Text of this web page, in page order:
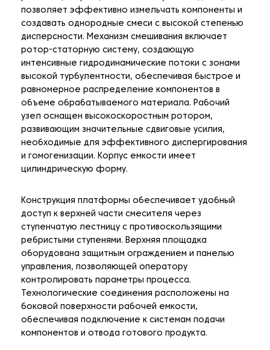
позволяет эффективно измельчать компоненты и
создавать однородные смеси с высокой степенью
дисперсности. Механизм смешивания включает
ротор-статорную систему, создающую
интенсивные гидродинамические потоки с зонами
высокой турбулентности, обеспечивая быстрое и
равномерное распределение компонентов в
объеме обрабатываемого материала. Рабочий
узел оснащен высокоскоростным ротором,
развивающим значительные сдвиговые усилия,
необходимые для эффективного диспергирования
и гомогенизации. Корпус емкости имеет
цилиндрическую форму.
Конструкция платформы обеспечивает удобный
доступ к верхней части смесителя через
ступенчатую лестницу с противоскользящими
ребристыми ступенями. Верхняя площадка
оборудована защитным ограждением и панелью
управления, позволяющей оператору
контролировать параметры процесса.
Технологические соединения расположены на
боковой поверхности рабочей емкости,
обеспечивая подключение к системам подачи
компонентов и отвода готового продукта.